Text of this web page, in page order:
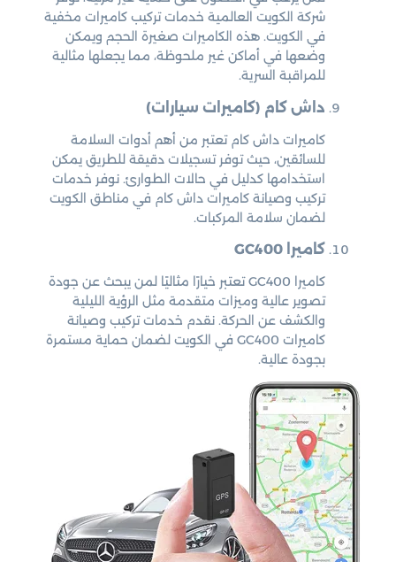
شركة الكويت العالمية خدمات تركيب كاميرات مخفية
في الكويت. هذه الكاميرات صغيرة الحجم ويمكن
وضعها في أماكن غير ملحوظة، مما يجعلها مثالية
للمراقبة السرية.
داش كام (كاميرات سيارات)
كاميرات داش كام تعتبر من أهم أدوات السلامة
للسائقين، حيث توفر تسجيلات دقيقة للطريق يمكن
استخدامها كدليل في حالات الطوارئ. نوفر خدمات
تركيب وصيانة كاميرات داش كام في مناطق الكويت
لضمان سلامة المركبات.
كاميرا GC400
كاميرا GC400 تعتبر خيارًا مثاليًا لمن يبحث عن جودة
تصوير عالية وميزات متقدمة مثل الرؤية الليلية
والكشف عن الحركة. نقدم خدمات تركيب وصيانة
كاميرات GC400 في الكويت لضمان حماية مستمرة
بجودة عالية.